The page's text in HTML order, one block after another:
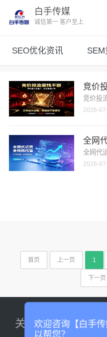
白手传媒
诚信第一 客户至上
SEO优化资讯
竞价
竞价投
2026-
全网
全网代
2026-
首页 上一页 1
下一页
关于我们
欢迎咨询【白手
以帮您？